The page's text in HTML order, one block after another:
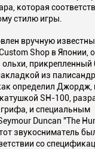
которая
стилю игры.
вручную
Shop в Японии,
прикрепленный
из
определил Джордж,
SH-100,
грифа, и специальным
Duncan "The
звукосниматель
со